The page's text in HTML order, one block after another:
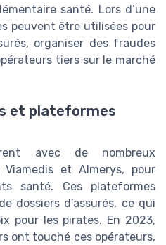
santé. Lors d’une
peuvent être utilisées pour
organiser des fraudes
tiers sur le marché
et plateformes
avec de nombreux
et Almerys, pour
santé. Ces plateformes
dossiers d’assurés, ce qui
pour les pirates. En 2023,
ont touché ces opérateurs,